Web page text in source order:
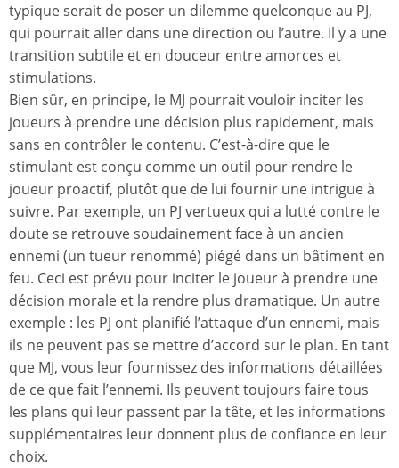
typique serait de poser un dilemme quelconque au PJ,
qui pourrait aller dans une direction ou l’autre. Il y a une
transition subtile et en douceur entre amorces et
stimulations.
Bien sûr, en principe, le MJ pourrait vouloir inciter les
joueurs à prendre une décision plus rapidement, mais
sans en contrôler le contenu. C’est-à-dire que le
stimulant est conçu comme un outil pour rendre le
joueur proactif, plutôt que de lui fournir une intrigue à
suivre. Par exemple, un PJ vertueux qui a lutté contre le
doute se retrouve soudainement face à un ancien
ennemi (un tueur renommé) piégé dans un bâtiment en
feu. Ceci est prévu pour inciter le joueur à prendre une
décision morale et la rendre plus dramatique. Un autre
exemple : les PJ ont planifié l’attaque d’un ennemi, mais
ils ne peuvent pas se mettre d’accord sur le plan. En tant
que MJ, vous leur fournissez des informations détaillées
de ce que fait l’ennemi. Ils peuvent toujours faire tous
les plans qui leur passent par la tête, et les informations
supplémentaires leur donnent plus de confiance en leur
choix.